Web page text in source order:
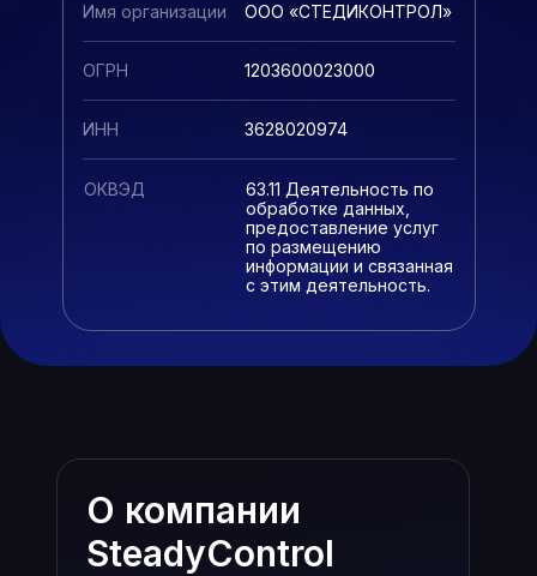
Имя организации ООО «СТЕДИКОНТРОЛ»
ОГРН 1203600023000
ИНН 3628020974
ОКВЭД
63.11 Деятельность по
обработке данных,
предоставление услуг
по размещению
информации и связанная
с этим деятельность.
О компании
SteadyControl